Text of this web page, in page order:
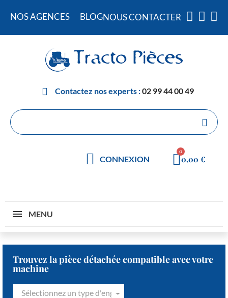
NOS AGENCES BLOGNOUS CONTACTER
Contactez nos experts :02 99 44 00 49
CONNEXION 0,00 €
MENU
Trouvez la pièce détachée compatible avec votre
machine
Sélectionnez un type d'engin